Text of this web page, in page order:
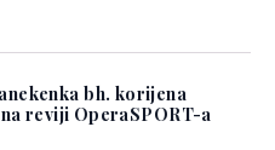
bh. korijena
reviji OperaSPORT-a